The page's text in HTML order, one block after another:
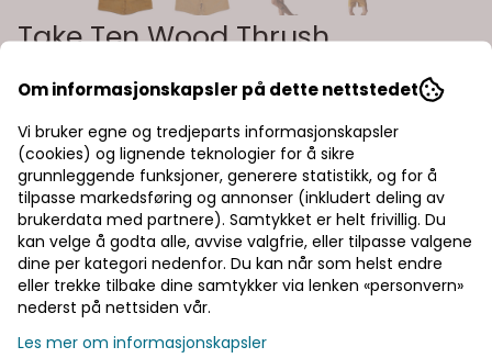
Take Ten Wood Thrush
Art.nr: 200009434981
designet for moro skyld. Take Ten har vanlig passform, kort,
elastisk midje med snøring, gummierte maljer, baklommer og
dobbel søm. Farge: wood thrush Egenskaper: cord normal
passform lommer
Les mer
1.099,-
Velg størrelse
Om informasjonskapsler på dette nettstedet
Vi bruker egne og tredjeparts informasjonskapsler
(cookies) og lignende teknologier for å sikre
grunnleggende funksjoner, generere statistikk, og for å
tilpasse markedsføring og annonser (inkludert deling av
brukerdata med partnere). Samtykket er helt frivillig. Du
kan velge å godta alle, avvise valgfrie, eller tilpasse valgene
dine per kategori nedenfor. Du kan når som helst endre
eller trekke tilbake dine samtykker via lenken «personvern»
nederst på nettsiden vår.
Les mer om informasjonskapsler